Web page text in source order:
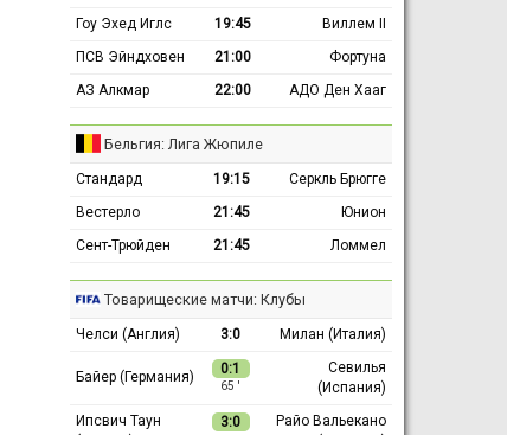
Гоу Эхед Иглс 19:45
Виллем II
ПСВ Эйндховен
21:00
Фортуна
АЗ Алкмар
22:00 АДО Ден Хааг
Бельгия: Лига Жюпиле
Стандард 19:15
Серкль Брюгге
Вестерло
21:45
Юнион
Сент-Трюйден
21:45 Ломмел
Товарищеские матчи: Клубы
Челси (Англия) 3:0 Милан (Италия)
Байер (Германия) 0:1
65 ′
Севилья
(Испания)
Ипсвич Таун
3:0
Райо Вальекано